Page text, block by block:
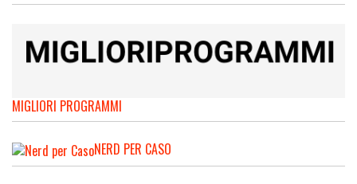
MIGLIORI PROGRAMMI
NERD PER CASO